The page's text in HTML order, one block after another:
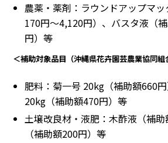
農薬・薬剤：ラウンドアップマ
170円〜4,120円）、バスタ液（
円）等
＜補助対象品目（沖縄県花卉園芸農業協同組
肥料：菊一号 20kg（補助額660円
20kg（補助額470円）等
土壌改良材・液肥：木酢液（補
（補助額200円）等